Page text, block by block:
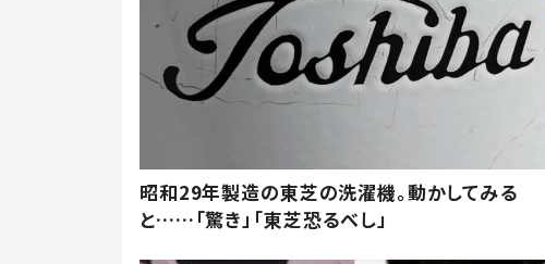
昭和29年製造の東芝の洗濯機。動かしてみる
と……「驚き」「東芝恐るべし」